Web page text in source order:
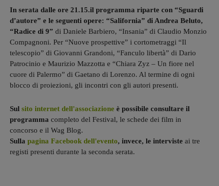
In serata dalle ore 21.15.il programma riparte con “Sguardi
d’autore” e le seguenti opere: “Salifornia” di Andrea Beluto,
“Radice di 9” di Daniele Barbiero, “Insania” di Claudio Monzio
Compagnoni. Per “Nuove prospettive” i cortometraggi “Il
telescopio” di Giovanni Grandoni, “Fanculo libertà” di Dario
Patrocinio e Maurizio Mazzotta e “Chiara Zyz – Un fiore nel
cuore di Palermo” di Gaetano di Lorenzo. Al termine di ogni
blocco di proiezioni, gli incontri con gli autori presenti.
Sul sito internet dell'associazione è possibile consultare il
programma completo del Festival, le schede dei film in
concorso e il Wag Blog.
Sulla pagina Facebook dell'evento, invece, le interviste ai tre
registi presenti durante la seconda serata.